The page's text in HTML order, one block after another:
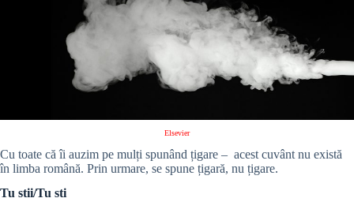
Elsevier
Cu toate că îi auzim pe mulți spunând țigare – acest cuvânt nu există
în limba română. Prin urmare, se spune țigară, nu țigare.
Tu știi/Tu ști